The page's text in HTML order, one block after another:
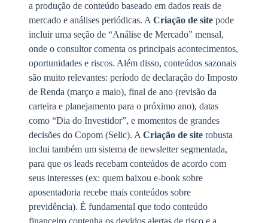
a produção de conteúdo baseado em dados reais de
mercado e análises periódicas. A Criação de site pode
incluir uma seção de “Análise de Mercado” mensal,
onde o consultor comenta os principais acontecimentos,
oportunidades e riscos. Além disso, conteúdos sazonais
são muito relevantes: período de declaração do Imposto
de Renda (março a maio), final de ano (revisão da
carteira e planejamento para o próximo ano), datas
como “Dia do Investidor”, e momentos de grandes
decisões do Copom (Selic). A Criação de site robusta
inclui também um sistema de newsletter segmentada,
para que os leads recebam conteúdos de acordo com
seus interesses (ex: quem baixou e-book sobre
aposentadoria recebe mais conteúdos sobre
previdência). É fundamental que todo conteúdo